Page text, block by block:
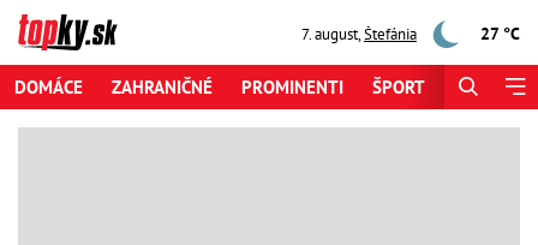
7. august,Štefánia 27 °C
DOMÁCE ZAHRANIČNÉ PROMINENTI ŠPORT